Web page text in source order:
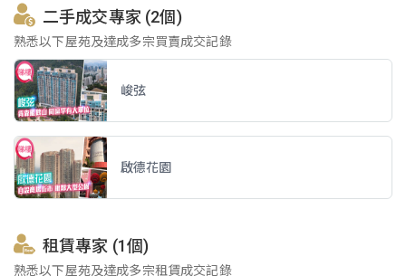
二手成交專家 (2個)
熟悉以下屋苑及達成多宗買賣成交記錄
峻弦
啟德花園
租賃專家 (1個)
熟悉以下屋苑及達成多宗租賃成交記錄